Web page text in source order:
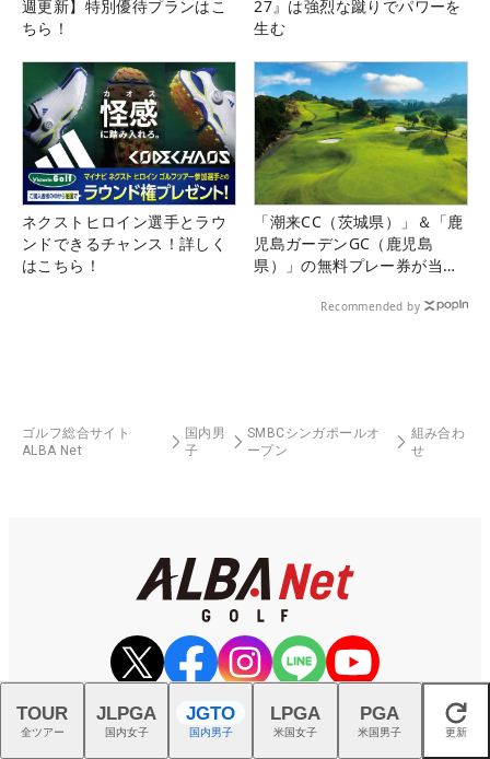
週更新】特別優待プランはこ
ちら！
27』は強烈な蹴りでパワーを
生む
ネクストヒロイン選手とラウ
ンドできるチャンス！詳しく
はこちら！
「潮来CC（茨城県）」＆「鹿
児島ガーデンGC（鹿児島
県）」の無料プレー券が当た
Recommended by
ゴルフ総合サイト
ALBA Net
国内男
子
SMBCシンガポールオ
ープン
組み合わ
せ
ALBAゴルフニュース
閉じる
TOUR
全ツアー
JLPGA
国内女子
JGTO
国内男子
LPGA
米国女子
PGA
米国男子 更新